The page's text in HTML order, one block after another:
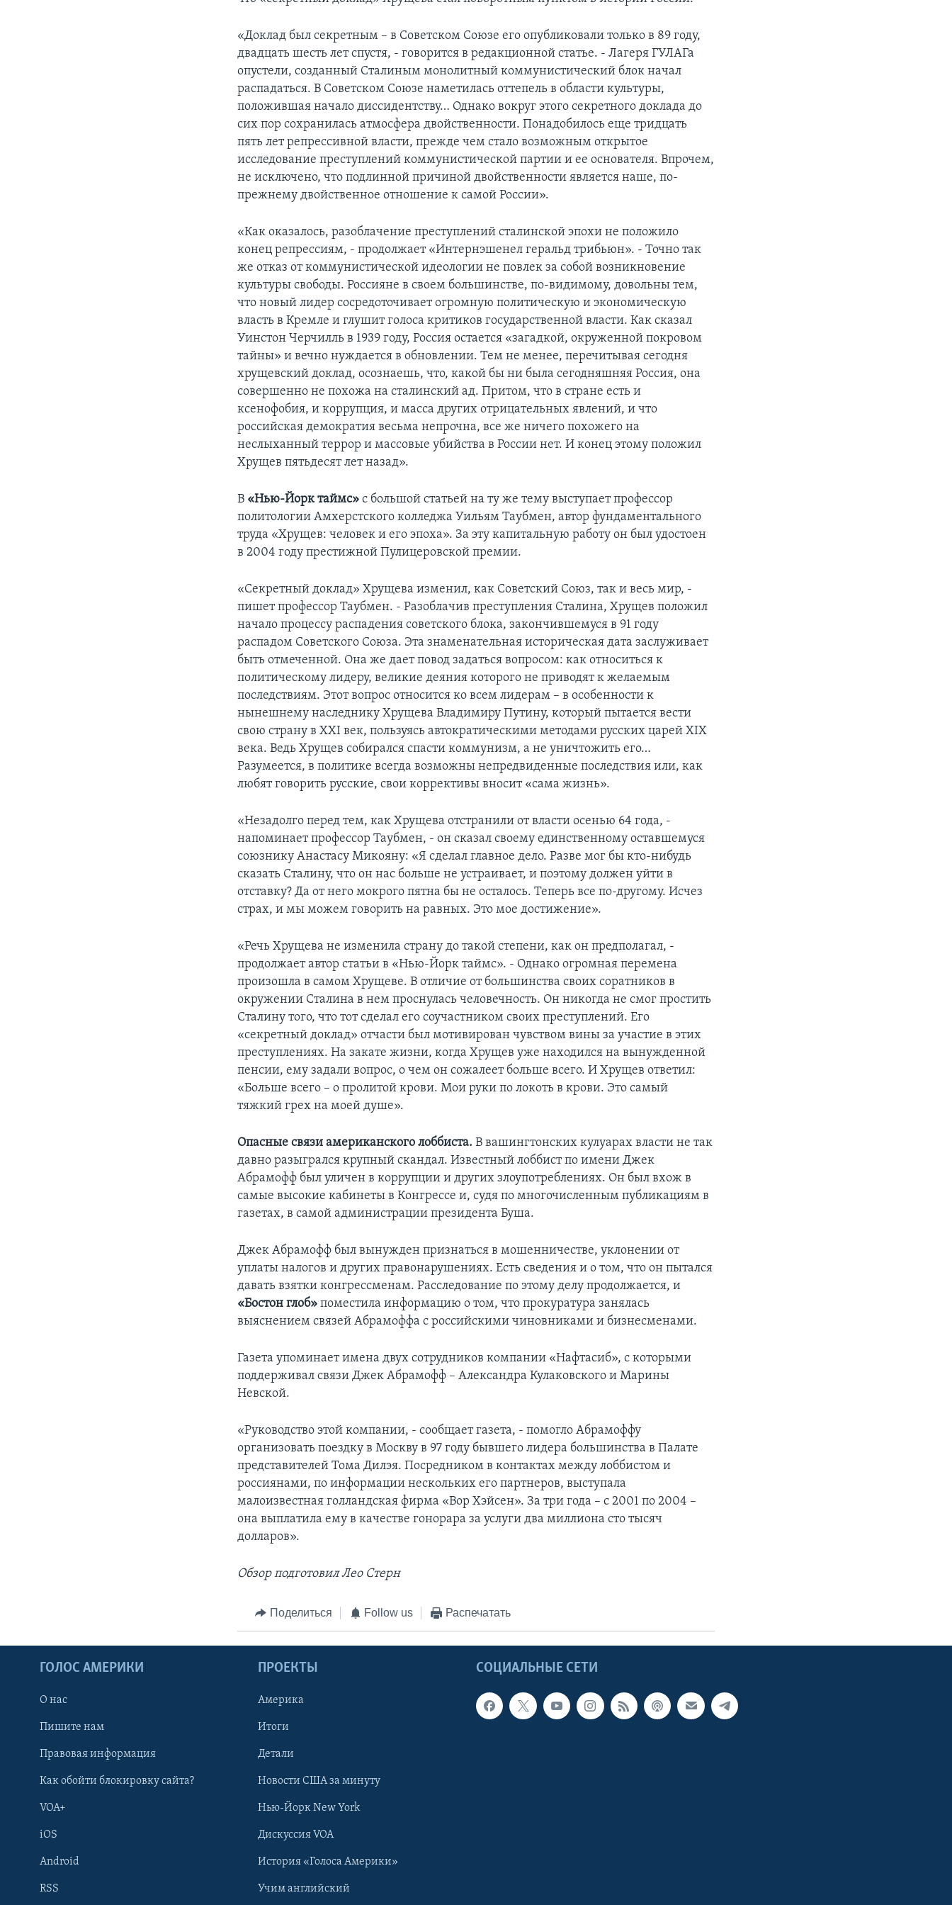
«Доклад был секретным – в Советском Союзе его опубликовали только в 89 году,
двадцать шесть лет спустя, - говорится в редакционной статье. - Лагеря ГУЛАГа
опустели, созданный Сталиным монолитный коммунистический блок начал
распадаться. В Советском Союзе наметилась оттепель в области культуры,
положившая начало диссидентству… Однако вокруг этого секретного доклада до
сих пор сохранилась атмосфера двойственности. Понадобилось еще тридцать
пять лет репрессивной власти, прежде чем стало возможным открытое
исследование преступлений коммунистической партии и ее основателя. Впрочем,
не исключено, что подлинной причиной двойственности является наше, по-
прежнему двойственное отношение к самой России».
«Как оказалось, разоблачение преступлений сталинской эпохи не положило
конец репрессиям, - продолжает «Интернэшенел геральд трибьюн». - Точно так
же отказ от коммунистической идеологии не повлек за собой возникновение
культуры свободы. Россияне в своем большинстве, по-видимому, довольны тем,
что новый лидер сосредоточивает огромную политическую и экономическую
власть в Кремле и глушит голоса критиков государственной власти. Как сказал
Уинстон Черчилль в 1939 году, Россия остается «загадкой, окруженной покровом
тайны» и вечно нуждается в обновлении. Тем не менее, перечитывая сегодня
хрущевский доклад, осознаешь, что, какой бы ни была сегодняшняя Россия, она
совершенно не похожа на сталинский ад. Притом, что в стране есть и
ксенофобия, и коррупция, и масса других отрицательных явлений, и что
российская демократия весьма непрочна, все же ничего похожего на
неслыханный террор и массовые убийства в России нет. И конец этому положил
Хрущев пятьдесят лет назад».
В «Нью-Йорк таймс» с большой статьей на ту же тему выступает профессор
политологии Амхерстского колледжа Уильям Таубмен, автор фундаментального
труда «Хрущев: человек и его эпоха». За эту капитальную работу он был удостоен
в 2004 году престижной Пулицеровской премии.
«Секретный доклад» Хрущева изменил, как Советский Союз, так и весь мир, -
пишет профессор Таубмен. - Разоблачив преступления Сталина, Хрущев положил
начало процессу распадения советского блока, закончившемуся в 91 году
распадом Советского Союза. Эта знаменательная историческая дата заслуживает
быть отмеченной. Она же дает повод задаться вопросом: как относиться к
политическому лидеру, великие деяния которого не приводят к желаемым
последствиям. Этот вопрос относится ко всем лидерам – в особенности к
нынешнему наследнику Хрущева Владимиру Путину, который пытается вести
свою страну в XXI век, пользуясь автократическими методами русских царей XIX
века. Ведь Хрущев собирался спасти коммунизм, а не уничтожить его…
Разумеется, в политике всегда возможны непредвиденные последствия или, как
любят говорить русские, свои коррективы вносит «сама жизнь».
«Незадолго перед тем, как Хрущева отстранили от власти осенью 64 года, -
напоминает профессор Таубмен, - он сказал своему единственному оставшемуся
союзнику Анастасу Микояну: «Я сделал главное дело. Разве мог бы кто-нибудь
сказать Сталину, что он нас больше не устраивает, и поэтому должен уйти в
отставку? Да от него мокрого пятна бы не осталось. Теперь все по-другому. Исчез
страх, и мы можем говорить на равных. Это мое достижение».
«Речь Хрущева не изменила страну до такой степени, как он предполагал, -
продолжает автор статьи в «Нью-Йорк таймс». - Однако огромная перемена
произошла в самом Хрущеве. В отличие от большинства своих соратников в
окружении Сталина в нем проснулась человечность. Он никогда не смог простить
Сталину того, что тот сделал его соучастником своих преступлений. Его
«секретный доклад» отчасти был мотивирован чувством вины за участие в этих
преступлениях. На закате жизни, когда Хрущев уже находился на вынужденной
пенсии, ему задали вопрос, о чем он сожалеет больше всего. И Хрущев ответил:
«Больше всего – о пролитой крови. Мои руки по локоть в крови. Это самый
тяжкий грех на моей душе».
Опасные связи американского лоббиста. В вашингтонских кулуарах власти не так
давно разыгрался крупный скандал. Известный лоббист по имени Джек
Абрамофф был уличен в коррупции и других злоупотреблениях. Он был вхож в
самые высокие кабинеты в Конгрессе и, судя по многочисленным публикациям в
газетах, в самой администрации президента Буша.
Джек Абрамофф был вынужден признаться в мошенничестве, уклонении от
уплаты налогов и других правонарушениях. Есть сведения и о том, что он пытался
давать взятки конгрессменам. Расследование по этому делу продолжается, и
«Бостон глоб» поместила информацию о том, что прокуратура занялась
выяснением связей Абрамоффа с российскими чиновниками и бизнесменами.
Газета упоминает имена двух сотрудников компании «Нафтасиб», с которыми
поддерживал связи Джек Абрамофф – Александра Кулаковского и Марины
Невской.
«Руководство этой компании, - сообщает газета, - помогло Абрамоффу
организовать поездку в Москву в 97 году бывшего лидера большинства в Палате
представителей Тома Дилэя. Посредником в контактах между лоббистом и
россиянами, по информации нескольких его партнеров, выступала
малоизвестная голландская фирма «Вор Хэйсен». За три года – с 2001 по 2004 –
она выплатила ему в качестве гонорара за услуги два миллиона сто тысяч
долларов».
Обзор подготовил Лео Стерн
Поделиться Follow us Распечатать
СОЦИАЛЬНЫЕ СЕТИ
ГОЛОС АМЕРИКИ
О нас
Пишите нам
Правовая информация
Как обойти блокировку сайта?
VOA+
iOS
Android
RSS
ПРОЕКТЫ
Америка
Итоги
Детали
Новости США за минуту
Нью-Йорк New York
Дискуссия VOA
История «Голоса Америки»
Учим английский